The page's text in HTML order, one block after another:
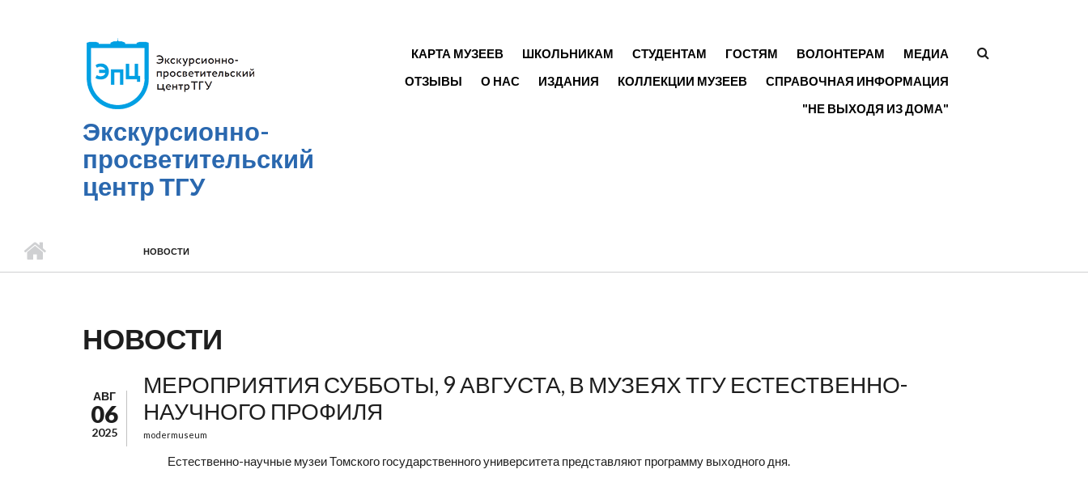
Экскурсионно-
просветительский
центр ТГУ
ФОРМА
ГЛАВНОЕ МЕНЮ
КАРТА МУЗЕЕВ ШКОЛЬНИКАМ СТУДЕНТАМ ГОСТЯМ ВОЛОНТЕРАМ
МЕДИА
ОТЗЫВЫ
О НАС ИЗДАНИЯ КОЛЛЕКЦИИ МУЗЕЕВ
СПРАВОЧНАЯ ИНФОРМАЦИЯ
"НЕ ВЫХОДЯ ИЗ ДОМА"
НОВОСТИ
НОВОСТИ
АВГ
06
2025
МЕРОПРИЯТИЯ СУББОТЫ, 9 АВГУСТА, В МУЗЕЯХ ТГУ ЕСТЕСТВЕННО-
НАУЧНОГО ПРОФИЛЯ
modermuseum
Естественно-научные музеи Томского государственного университета представляют программу выходного дня.